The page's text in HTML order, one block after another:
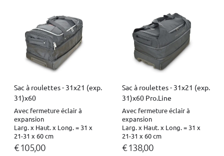
Sac à roulettes - 31x21 (exp.
31)x60
Avec fermeture éclair à
expansion
Larg. x Haut. x Long. = 31 x
21-31 x 60 cm
€ 105,00
Sac à roulettes - 31x21 (exp.
31)x60 Pro.Line
Avec fermeture éclair à
expansion
Larg. x Haut. x Long. = 31 x
21-31 x 60 cm
€ 138,00